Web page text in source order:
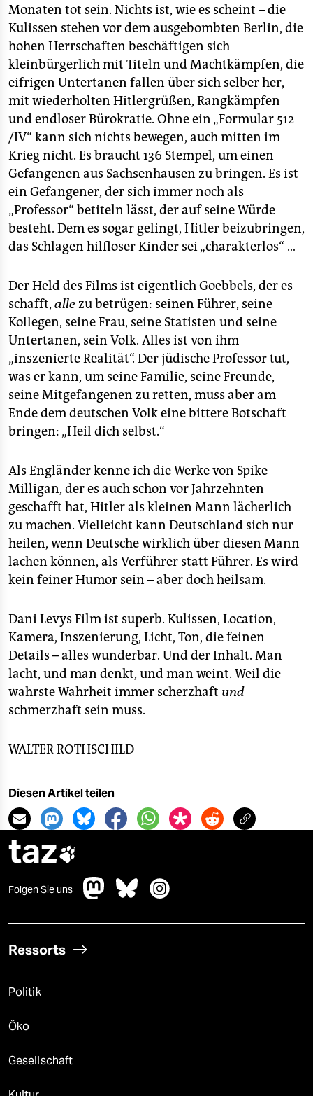
Monaten tot sein. Nichts ist, wie es scheint – die
Kulissen stehen vor dem ausgebombten Berlin, die
hohen Herrschaften beschäftigen sich
kleinbürgerlich mit Titeln und Machtkämpfen, die
eifrigen Untertanen fallen über sich selber her,
mit wiederholten Hitlergrüßen, Rangkämpfen
und endloser Bürokratie. Ohne ein „Formular 512
/IV“ kann sich nichts bewegen, auch mitten im
Krieg nicht. Es braucht 136 Stempel, um einen
Gefangenen aus Sachsenhausen zu bringen. Es ist
ein Gefangener, der sich immer noch als
„Professor“ betiteln lässt, der auf seine Würde
besteht. Dem es sogar gelingt, Hitler beizubringen,
das Schlagen hilfloser Kinder sei „charakterlos“ …
Der Held des Films ist eigentlich Goebbels, der es
schafft, allezu betrügen: seinen Führer, seine
Kollegen, seine Frau, seine Statisten und seine
Untertanen, sein Volk. Alles ist von ihm
„inszenierte Realität“. Der jüdische Professor tut,
was er kann, um seine Familie, seine Freunde,
seine Mitgefangenen zu retten, muss aber am
Ende dem deutschen Volk eine bittere Botschaft
bringen: „Heil dich selbst.“
Als Engländer kenne ich die Werke von Spike
Milligan, der es auch schon vor Jahrzehnten
geschafft hat, Hitler als kleinen Mann lächerlich
zu machen. Vielleicht kann Deutschland sich nur
heilen, wenn Deutsche wirklich über diesen Mann
lachen können, als Verführer statt Führer. Es wird
kein feiner Humor sein – aber doch heilsam.
Dani Levys Film ist superb. Kulissen, Location,
Kamera, Inszenierung, Licht, Ton, die feinen
Details – alles wunderbar. Und der Inhalt. Man
lacht, und man denkt, und man weint. Weil die
wahrste Wahrheit immer scherzhaft und
schmerzhaft sein muss.
WALTER ROTHSCHILD
Diesen Artikel teilen
taz
Folgen Sie uns
Ressorts
Politik
Öko
Gesellschaft